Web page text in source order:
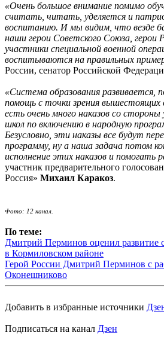
«Очень большое внимание помимо
считать, читать, уделяется и
воспитанию. И мы видим, что везде
наши герои Советского Союза, герои
участники специальной военной
воспитываются на правильных
России, сенатор Российской
«Система образования
помощь с точки зрения вышестоящих
есть очень много наказов со стороны
школ по включению в народную
Безусловно, эти наказы все будут
программу, ну а наша задача потом
исполнение этих наказов и помогать
участник предварительного
Россия» Михаил Каракоз.
Фото: 12 канал.
По теме:
Дмитрий Перминов оценил развитие
в Кормиловском районе
Герой России Дмитрий Перминов с
Оконешниково
Добавить в избранные источники
Подписаться на канал Дзен